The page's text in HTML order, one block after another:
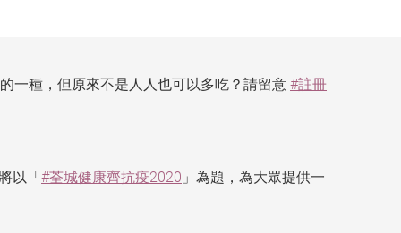
一種，但原來不是人人也可以多吃？請留意 #註冊
以「#荃城健康齊抗疫2020 」為題，為大眾提供一